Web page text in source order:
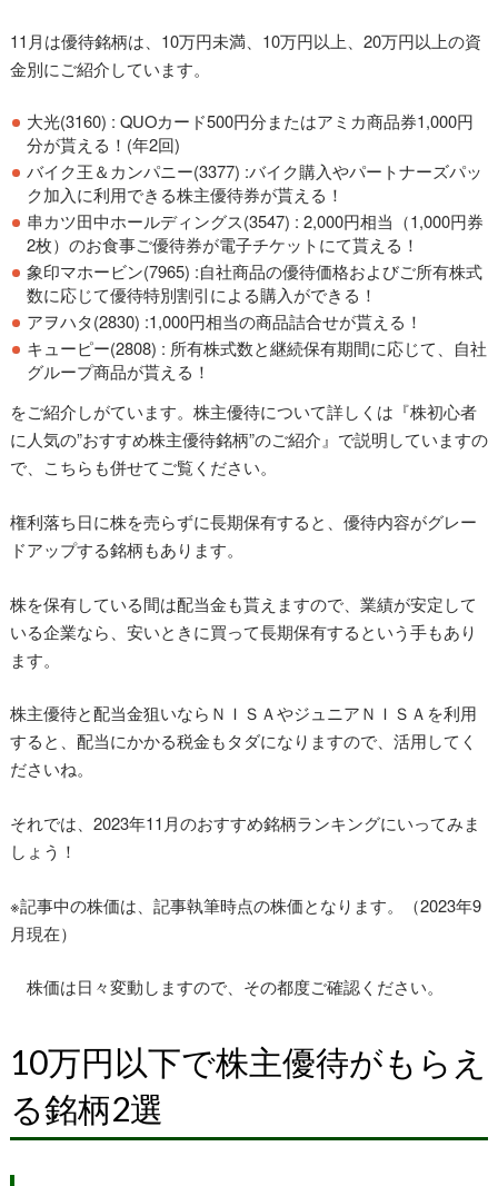
11月は優待銘柄は、10万円未満、10万円以上、20万円以上の資
金別にご紹介しています。
大光(3160) : QUOカード500円分またはアミカ商品券1,000円
分が貰える ！ (年2回)
バイク王＆カンパニー(3377) :バイク購入やパートナーズパッ
ク加入に利用できる株主優待券が貰える！
串カツ田中ホールディングス(3547) : 2,000円相当（1,000円券
2枚）のお食事ご優待券が電子チケットにて貰える！
象印マホービン(7965) :自社商品の優待価格およびご所有株式
数に応じて優待特別割引による購入ができる！
アヲハタ(2830) :1,000円相当の商品詰合せが貰える！
キューピー(2808) : 所有株式数と継続保有期間に応じて、自社
グループ商品が貰える！
をご紹介しがています。株主優待について詳しくは『株初心者
に人気の”おすすめ株主優待銘柄”のご紹介』で説明していますの
で、こちらも併せてご覧ください。
権利落ち日に株を売らずに長期保有すると、優待内容がグレー
ドアップする銘柄もあります。
株を保有している間は配当金も貰えますので、業績が安定して
いる企業なら、安いときに買って長期保有するという手もあり
ます。
株主優待と配当金狙いならＮＩＳＡやジュニアＮＩＳＡを利用
すると、配当にかかる税金もタダになりますので、活用してく
ださいね。
それでは、2023年11月のおすすめ銘柄ランキングにいってみま
しょう！
※記事中の株価は、記事執筆時点の株価となります。（2023年9
月現在）
株価は日々変動しますので、その都度ご確認ください。
10万円以下で株主優待がもらえ
る銘柄2選